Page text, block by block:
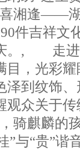
湘逢——
件吉祥文
。, 走进
目，光彩
泽到纹饰
观众关于
骑麒麟的
”与“贵”